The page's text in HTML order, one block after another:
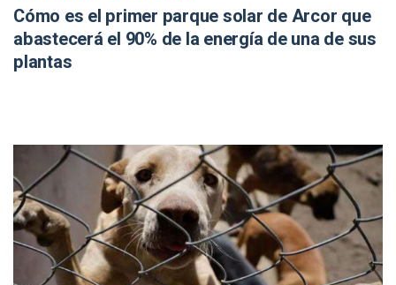
Cómo es el primer parque solar de Arcor que
abastecerá el 90% de la energía de una de sus
plantas